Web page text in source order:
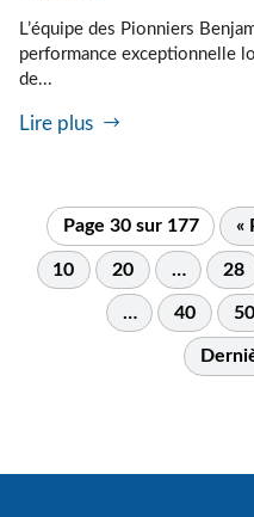
L’équipe des Pionniers
performance exceptionnelle
de...
Lire plus
Page 30 sur 177 «
10 20 … 28
… 40 50